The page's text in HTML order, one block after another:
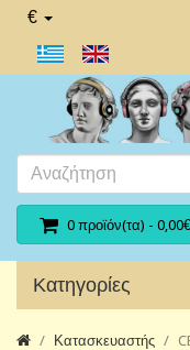
€
0 προϊόν(τα) - 0,00€
Κατηγορίες
Κατασκευαστής